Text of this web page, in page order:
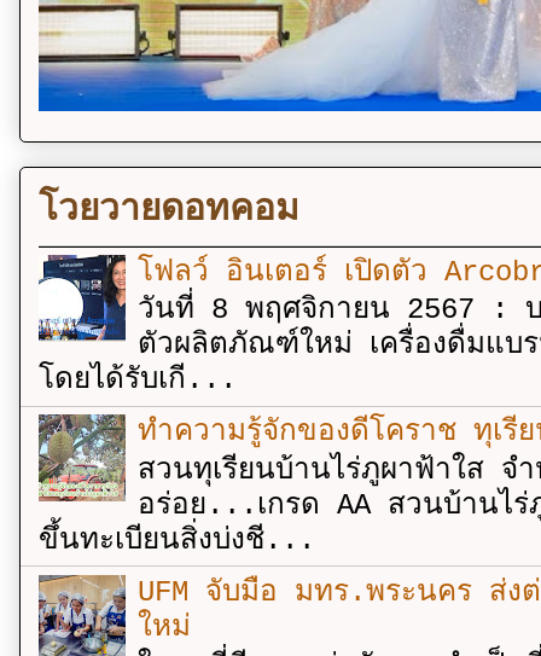
โวยวายดอทคอม
โฟลว์ อินเตอร์ เปิดตัว
วันที่ 8 พฤศจิกายน 2567 : บ
ตัวผลิตภัณฑ์ใหม่ เครื่องดื่มแบ
โดยได้รับเกี...
ทำความรู้จักของดีโคราช ทุเรี
สวนทุเรียนบ้านไร่ภูผาฟ้าใส
อร่อย...เกรด AA สวนบ้านไ
ขึ้นทะเบียนสิ่งบ่งชี...
UFM จับมือ มทร.พระนคร ส่งต่
ใหม่